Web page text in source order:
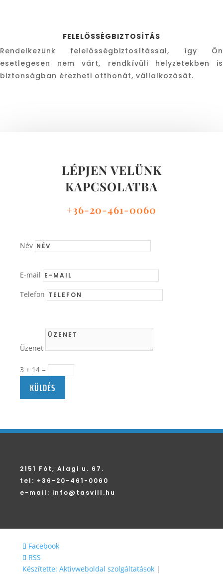
FELELŐSSÉGBIZTOSÍTÁS
Rendelkezünk felelősségbiztosítással, így Ön
esetlegesen nem várt, rendkívüli helyzetekben is
biztonságban érezheti otthonát, vállalkozását.
LÉPJEN VELÜNK
KAPCSOLATBA
+36-20-461-0060
Név
E-mail
Telefon
Üzenet
3 + 14 =
KÜLDÉS
2151 Fót, Alagi u. 67.
tel: +36-20-461-0060
e-mail: info@tasvill.hu
Facebook
RSS
Készítette: Aktivweboldal szolgáltatások|